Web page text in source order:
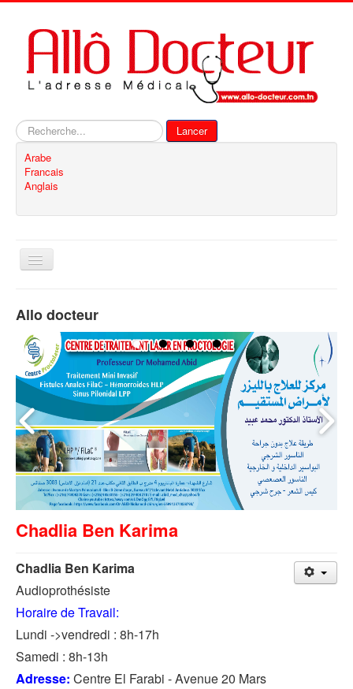
Rechercher
Lancer
Arabe
Francais
Anglais
Basculer
Contact
Allo docteur
Chadlia Ben Karima
Chadlia Ben Karima
Audioprothésiste
Horaire de Travail:
Lundi ->vendredi : 8h-17h
Samedi : 8h-13h
Adresse: Centre El Farabi - Avenue 20 Mars